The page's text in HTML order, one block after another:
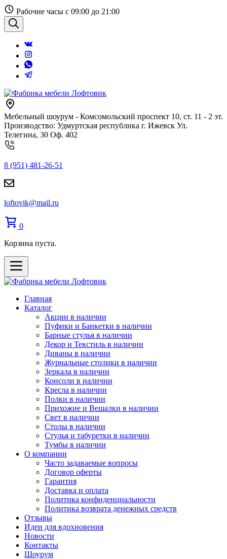
Перейти
к
содержанию
Рабочие часы с 09:00 до 21:00
Поиск
Мебельный шоурум - Комсомольский проспект 10, ст. 11 - 2 эт.
Производство: Удмуртская республика г. Ижевск Ул.
Телегина, 30 Оф. 402
8 (951) 481-26-51
loftovik@mail.ru
0
Корзина пуста.
Главная
Каталог
Акции в наличии
Пуфики и Банкетки в наличии
Барные стулья в наличии
Декор и Текстиль в наличии
Диваны в наличии
Журнальные столики в наличии
Зеркала в наличии
Консоли в наличии
Кресла в наличии
Полки в наличии
Прихожие и Вешалки в наличии
Свет в наличии
Столы в наличии
Стулья и табуретки в наличии
Тумбы в наличии
О компании
Часто задаваемые вопросы
Договор оферты
Гарантия
Доставка и оплата
Политика конфиденциальности
Политика возврата денежных средств
Отзывы
Идеи для вдохновения
Новости
Контакты
Шоурум